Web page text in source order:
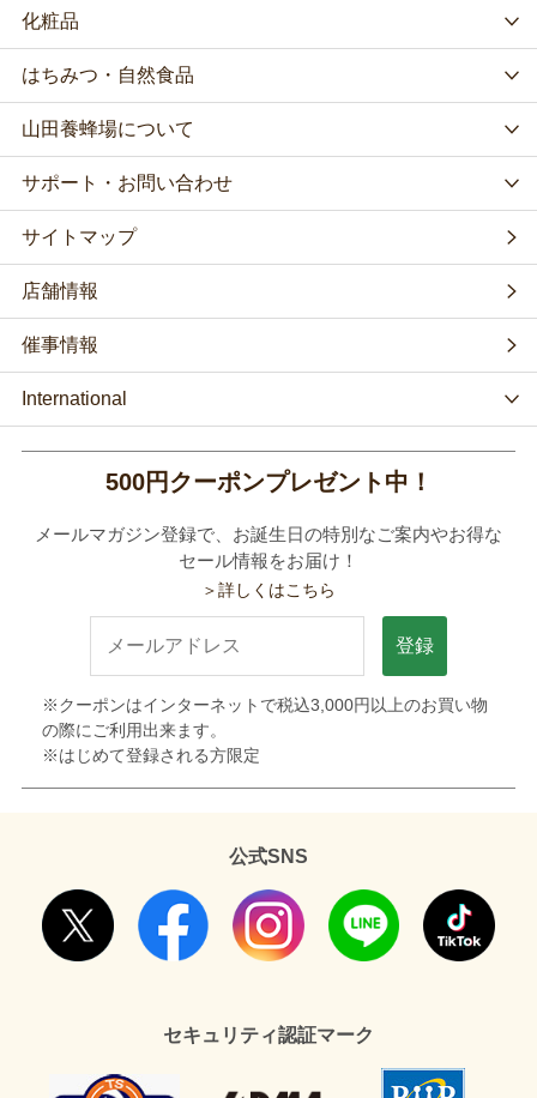
化粧品
はちみつ・自然食品
山田養蜂場について
サポート・お問い合わせ
サイトマップ
店舗情報
催事情報
International
500円クーポンプレゼント中！
メールマガジン登録で、お誕生日の特別なご案内やお得な
セール情報をお届け！
＞詳しくはこちら
登録
※クーポンはインターネットで税込3,000円以上のお買い物
の際にご利用出来ます。
※はじめて登録される方限定
公式SNS
セキュリティ認証マーク